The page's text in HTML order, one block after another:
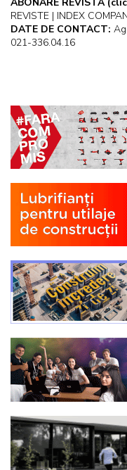
REVISTE | INDEX
DATE DE CONTACT:
021-336.04.16